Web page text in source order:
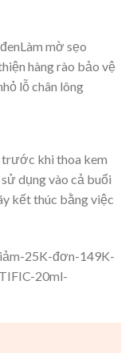
mờ sẹo
hàng rào bảo vệ
lỗ chân lông
trước khi thoa kem
dụng vào cả buổi
kết thúc bằng việc
25K-đơn-149K-
20ml-